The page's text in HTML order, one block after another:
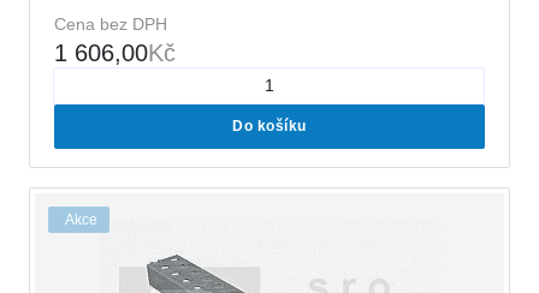
Cena bez DPH
1 606,00Kč
Do košíku
Akce